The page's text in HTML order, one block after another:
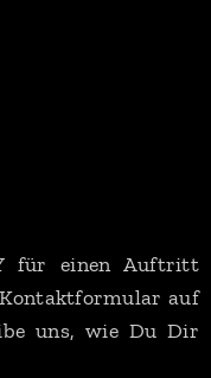
für einen Auftritt
auf
uns, wie Du Dir